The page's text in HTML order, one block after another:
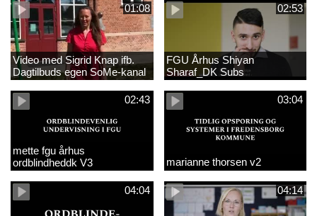
01:08
Video med Sigrid Knap ifb.
Dagtilbuds egen SoMe-kanal
02:53
FGU Århus Shiyan
Sharaf_DK Subs
02:43
mette fgu århus
ordblindheddk V3
03:04
marianne thorsen v2
04:04 04:14